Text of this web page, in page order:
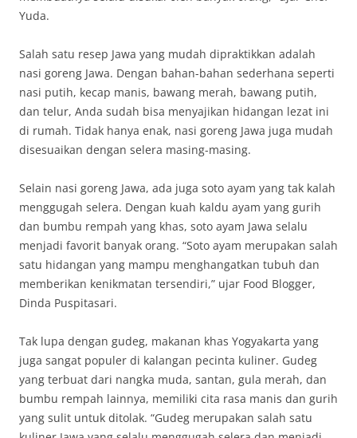
Yuda.
Salah satu resep Jawa yang mudah dipraktikkan adalah
nasi goreng Jawa. Dengan bahan-bahan sederhana seperti
nasi putih, kecap manis, bawang merah, bawang putih,
dan telur, Anda sudah bisa menyajikan hidangan lezat ini
di rumah. Tidak hanya enak, nasi goreng Jawa juga mudah
disesuaikan dengan selera masing-masing.
Selain nasi goreng Jawa, ada juga soto ayam yang tak kalah
menggugah selera. Dengan kuah kaldu ayam yang gurih
dan bumbu rempah yang khas, soto ayam Jawa selalu
menjadi favorit banyak orang. “Soto ayam merupakan salah
satu hidangan yang mampu menghangatkan tubuh dan
memberikan kenikmatan tersendiri,” ujar Food Blogger,
Dinda Puspitasari.
Tak lupa dengan gudeg, makanan khas Yogyakarta yang
juga sangat populer di kalangan pecinta kuliner. Gudeg
yang terbuat dari nangka muda, santan, gula merah, dan
bumbu rempah lainnya, memiliki cita rasa manis dan gurih
yang sulit untuk ditolak. “Gudeg merupakan salah satu